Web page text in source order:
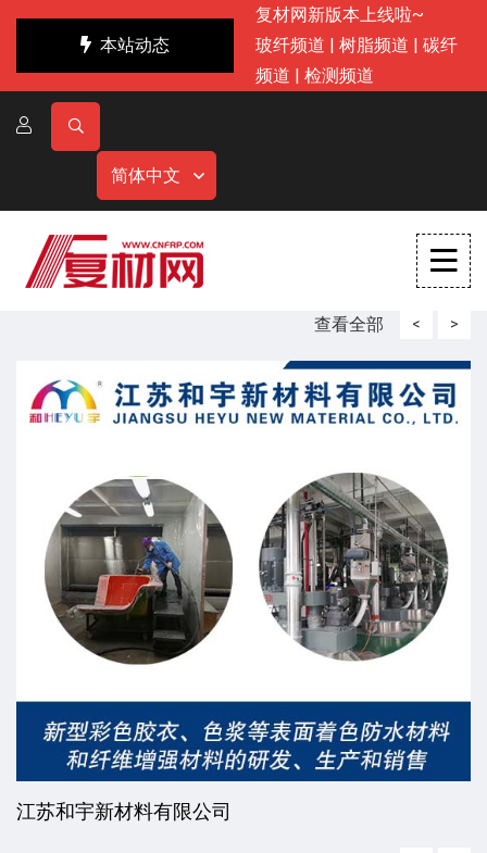
本站动态
复材网新版本上线啦~
玻纤频道 | 树脂频道 | 碳纤
频道 | 检测频道
简体中文
查看全部 <
江苏和宇新材料有限公司
>